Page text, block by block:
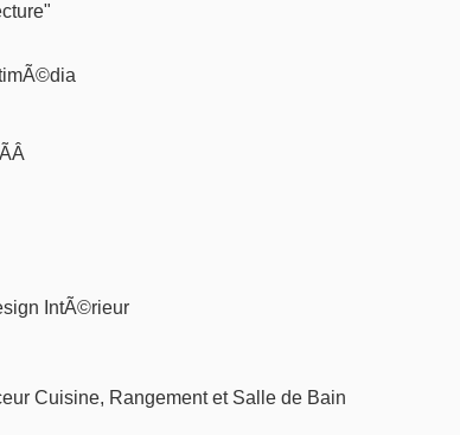
IntÃ©rieur
Cuisine, Rangement et Salle de Bain